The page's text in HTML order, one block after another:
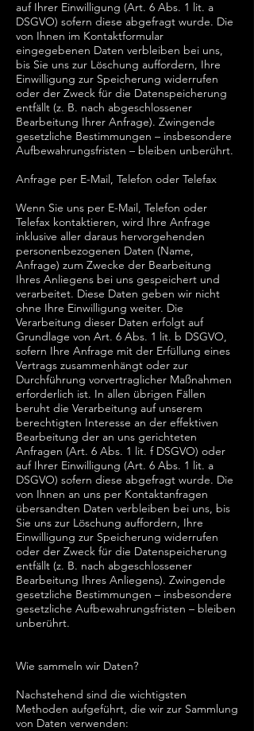
auf Ihrer Einwilligung (Art. 6 Abs. 1 lit. a
DSGVO) sofern diese abgefragt wurde. Die
von Ihnen im Kontaktformular
eingegebenen Daten verbleiben bei uns,
bis Sie uns zur Löschung auffordern, Ihre
Einwilligung zur Speicherung widerrufen
oder der Zweck für die Datenspeicherung
entfällt (z. B. nach abgeschlossener
Bearbeitung Ihrer Anfrage). Zwingende
gesetzliche Bestimmungen – insbesondere
Aufbewahrungsfristen – bleiben unberührt.
Anfrage per E-Mail, Telefon oder Telefax
Wenn Sie uns per E-Mail, Telefon oder
Telefax kontaktieren, wird Ihre Anfrage
inklusive aller daraus hervorgehenden
personenbezogenen Daten (Name,
Anfrage) zum Zwecke der Bearbeitung
Ihres Anliegens bei uns gespeichert und
verarbeitet. Diese Daten geben wir nicht
ohne Ihre Einwilligung weiter. Die
Verarbeitung dieser Daten erfolgt auf
Grundlage von Art. 6 Abs. 1 lit. b DSGVO,
sofern Ihre Anfrage mit der Erfüllung eines
Vertrags zusammenhängt oder zur
Durchführung vorvertraglicher Maßnahmen
erforderlich ist. In allen übrigen Fällen
beruht die Verarbeitung auf unserem
berechtigten Interesse an der effektiven
Bearbeitung der an uns gerichteten
Anfragen (Art. 6 Abs. 1 lit. f DSGVO) oder
auf Ihrer Einwilligung (Art. 6 Abs. 1 lit. a
DSGVO) sofern diese abgefragt wurde. Die
von Ihnen an uns per Kontaktanfragen
übersandten Daten verbleiben bei uns, bis
Sie uns zur Löschung auffordern, Ihre
Einwilligung zur Speicherung widerrufen
oder der Zweck für die Datenspeicherung
entfällt (z. B. nach abgeschlossener
Bearbeitung Ihres Anliegens). Zwingende
gesetzliche Bestimmungen – insbesondere
gesetzliche Aufbewahrungsfristen – bleiben
unberührt.
Wie sammeln wir Daten?
Nachstehend sind die wichtigsten
Methoden aufgeführt, die wir zur Sammlung
von Daten verwenden: